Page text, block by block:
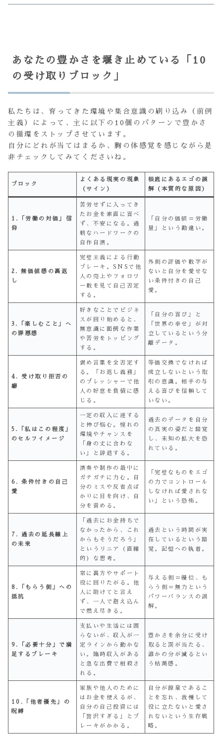
あなたの豊かさを堰き止めている「10
の受け取りブロック」
私たちは、育ってきた環境や集合意識の刷り込み（前例
主義）によって、主に以下の10個のパターンで豊かさ
の循環をストップさせています。
自分にどれが当てはまるか、胸の体感覚を感じながら是
非チェックしてみてくださいね。
ブロック
よくある現実の現象
（サイン）
根底にあるエゴの誤
解（本質的な原因）
1.「労働の対価」信
仰
苦労せずに入ってき
たお金を素直に喜べ
ず、不安になる。過
剰なハードワークの
自作自演。
「自分の価値＝労働
量」という勘違い。
2. 無価値感の裏返
し
完璧主義による行動
ブレーキ。SNSで他
人の売上やフォロワ
ー数を見て自己否定
する。
外側の評価や数字が
ないと自分を愛せな
い条件付きの自己
愛。
3.「楽しむこと」へ
の罪悪感
好きなことでビジネ
スが回り始めると、
無意識に面倒な作業
や苦労をトッピング
する。
「自分の喜び」と
「世界の幸せ」が対
立しているという分
離データ。
4. 受け取り拒否の
癖
褒め言葉を全否定す
る。「お返し義務」
のプレッシャーで他
人の好意を負債に感
じる。
等価交換でなければ
成立しないという取
引の意識。相手の与
える喜びを信頼して
いない。
5.「私はこの程度」
のセルフイメージ
一定の収入に達する
と伸び悩む。憧れの
環境やチャンスを
「身の丈に合わな
い」と辞退する。
過去のデータを自分
の真実の姿だと錯覚
し、未知の拡大を恐
れている。
6. 条件付きの自己
愛
演奏や制作の最中に
ガチガチに力む。自
分のミスや反省点ば
かりに目を向け、自
分を責める。
「完璧なものをエゴ
の力でコントロール
しなければ愛されな
い」という恐怖。
7. 過去の延長線上
の未来
「過去にお金持ちで
なかったから、これ
からもそうだろう」
というリニア（直線
的）な思考。
過去という時間が実
在しているという錯
覚。記憶への執着。
8.「もらう側」への
抵抗
常に裏方やサポート
役に回りたがる。他
人に助けてと言え
ず、一人で抱え込ん
で燃え尽きる。
与える側＝優位、も
らう側＝無力という
パワーバランスの誤
解。
9.「必要十分」で満
足するブレーキ
支払いや生活には困
らないが、収入が一
定ラインから動かな
い。臨時収入がある
と急な出費で相殺さ
れる。
豊かさを余分に受け
取ると罰が当たる、
誰かの分が減るとい
う枯渇感。
10.「他者優先」の
呪縛
家族や他人のために
はお金を使えるが、
自分の自己投資には
「贅沢すぎる」とブ
レーキがかかる。
自分が源泉であるこ
とを忘れ、我慢して
役に立たないと愛さ
れないという生存戦
略。